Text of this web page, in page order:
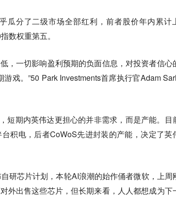
瓜分了二级市场全部红利，前者股价年内累计
数权重第五。
，一切影响盈利预期的负面信息，对投资者信心
戏。”50 Park Investments首席执行官Adam
短期内英伟达更担心的并非需求，而是产能。目
积电，后者CoWoS先进封装的产能，决定了英
研芯片计划，本轮AI浪潮的始作俑者微软，上周
外出售这些芯片，但长期来看，人人都想成为下